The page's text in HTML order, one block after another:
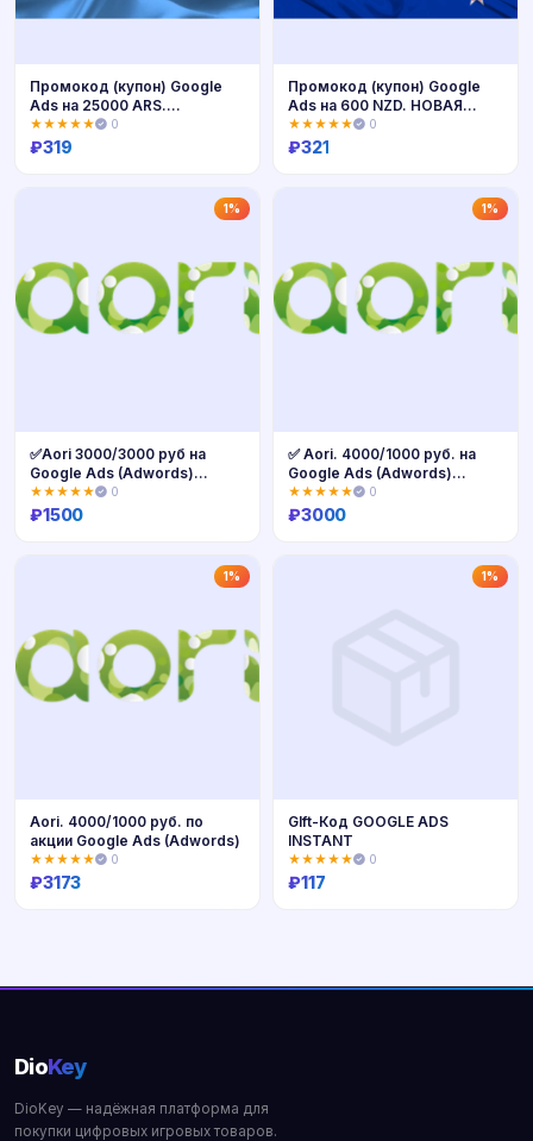
Промокод (купон) Google
Ads на 25000 ARS.
АРГЕНТИНА
★★★★★ 0
₽319
Промокод (купон) Google
Ads на 600 NZD. НОВАЯ
ЗЕЛАНДИЯ
★★★★★ 0
₽321
1%
✅Aori 3000/3000 руб на
Google Ads (Adwords)
Промокод
★★★★★ 0
₽1500
1%
✅ Aori. 4000/1000 руб. на
Google Ads (Adwords)
промокод
★★★★★ 0
₽3000
1%
Aori. 4000/1000 руб. по
акции Google Ads (Adwords)
★★★★★ 0
₽3173
1%
GIft-Код GOOGLE ADS
INSTANT
★★★★★ 0
₽117
DioKey
DioKey — надёжная платформа для
покупки цифровых игровых товаров.